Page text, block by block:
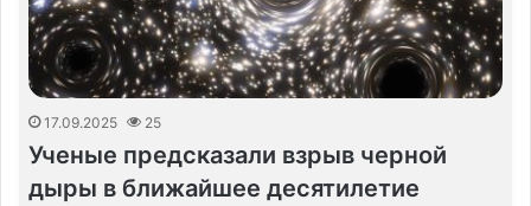
17.09.2025 25
Ученые предсказали взрыв черной
дыры в ближайшее десятилетие